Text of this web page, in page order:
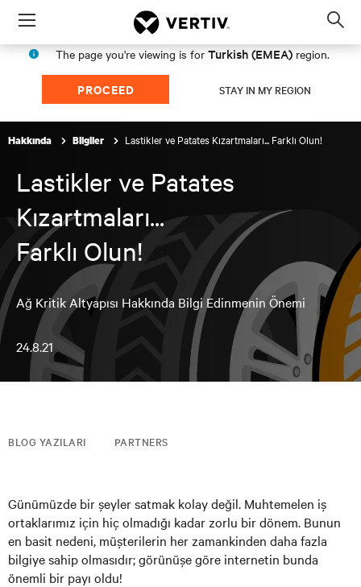
Menu
The page you're viewing is for Turkish (EMEA) region.
PROCEED STAY IN MY REGION
Hakkında Bilgiler Lastikler ve Patates Kızartmaları... Farklı Olun!
Lastikler ve Patates
Kızartmaları...
Farklı Olun!
Ağ Kritik Altyapısı Hakkında Bilgi Edinmenin Önemi
24.8.21
BLOG YAZILARI PARTNERS
Günümüzde bir şeyler satmak kolay değil. Muhtemelen iş
ortaklarımız için hiç olmadığı kadar zorlu bir dönem. Bunun
en basit nedeni, müşterilerin her zamankinden daha fazla
bilgiye sahip olmasıdır; görünüşe göre internetin bunda
önemli bir payı oldu!